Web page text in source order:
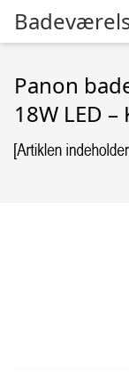
Panon
18W LED –